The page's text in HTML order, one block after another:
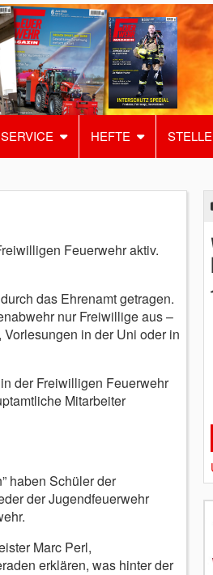
SERVICE HEFTE
Feuerwehr aktiv.
das Ehrenamt getragen.
nur Freiwillige aus –
in der Uni oder in
der Freiwilligen Feuerwehr
Mitarbeiter
haben Schüler der
der Jugendfeuerwehr
Marc Perl,
erklären, was hinter der